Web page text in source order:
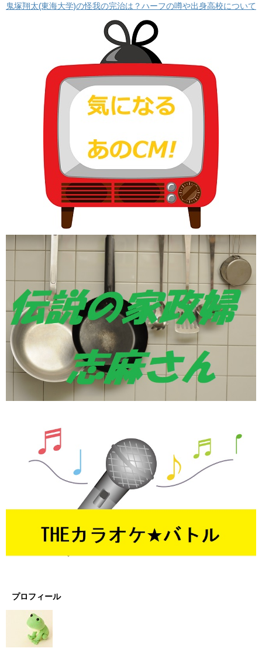
鬼塚翔太(東海大学)の怪我の完治は？ハーフの噂や出身高校について
プロフィール